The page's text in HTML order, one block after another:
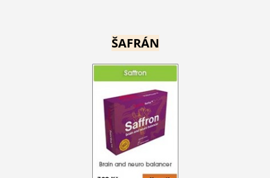
ŠAFRÁN